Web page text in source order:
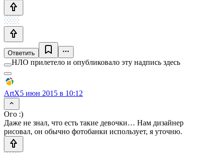
Ответить
НЛО прилетело и опубликовало эту надпись здесь
ArtX5 июн 2015 в 10:12
Ого :)
Даже не знал, что есть такие девочки… Нам дизайнер
рисовал, он обычно фотобанки использует, я уточню.